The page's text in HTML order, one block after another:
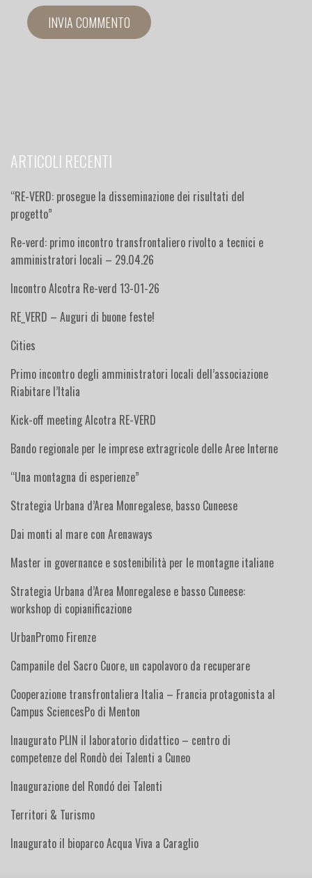
ARTICOLI RECENTI
“RE-VERD: prosegue la disseminazione dei risultati del
progetto”
Re-verd: primo incontro transfrontaliero rivolto a tecnici e
amministratori locali – 29.04.26
Incontro Alcotra Re-verd 13-01-26
RE_VERD – Auguri di buone feste!
Cities
Primo incontro degli amministratori locali dell’associazione
Riabitare l’Italia
Kick-off meeting Alcotra RE-VERD
Bando regionale per le imprese extragricole delle Aree Interne
“Una montagna di esperienze”
Strategia Urbana d’Area Monregalese, basso Cuneese
Dai monti al mare con Arenaways
Master in governance e sostenibilità per le montagne italiane
Strategia Urbana d’Area Monregalese e basso Cuneese:
workshop di copianificazione
UrbanPromo Firenze
Campanile del Sacro Cuore, un capolavoro da recuperare
Cooperazione transfrontaliera Italia – Francia protagonista al
Campus SciencesPo di Menton
Inaugurato PLIN il laboratorio didattico – centro di
competenze del Rondò dei Talenti a Cuneo
Inaugurazione del Rondó dei Talenti
Territori & Turismo
Inaugurato il bioparco Acqua Viva a Caraglio